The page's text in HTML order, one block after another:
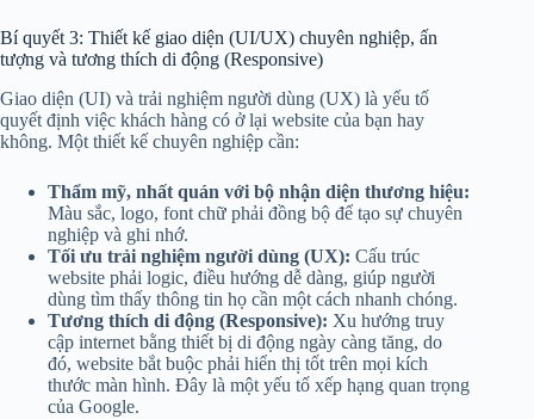
Bí quyết 3: Thiết kế giao diện (UI/UX) chuyên nghiệp, ấn
tượng và tương thích di động (Responsive)
Giao diện (UI) và trải nghiệm người dùng (UX) là yếu tố
quyết định việc khách hàng có ở lại website của bạn hay
không. Một thiết kế chuyên nghiệp cần:
Thẩm mỹ, nhất quán với bộ nhận diện thương hiệu:
Màu sắc, logo, font chữ phải đồng bộ để tạo sự chuyên
nghiệp và ghi nhớ.
Tối ưu trải nghiệm người dùng (UX): Cấu trúc
website phải logic, điều hướng dễ dàng, giúp người
dùng tìm thấy thông tin họ cần một cách nhanh chóng.
Tương thích di động (Responsive): Xu hướng truy
cập internet bằng thiết bị di động ngày càng tăng, do
đó, website bắt buộc phải hiển thị tốt trên mọi kích
thước màn hình. Đây là một yếu tố xếp hạng quan trọng
của Google.